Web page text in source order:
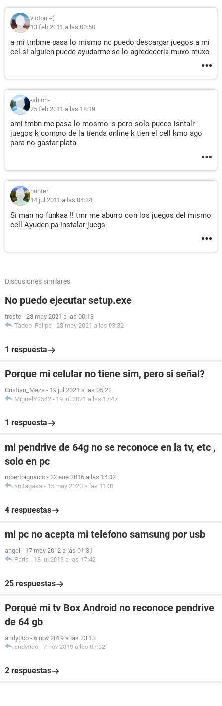
victori =(
13 feb 2011 a las 00:50
a mi tmbme pasa lo mismo no puedo descargar juegos a mi
cel si alguien puede ayudarme se lo agredeceria muxo muxo
-shion-
25 feb 2011 a las 18:19
ami tmbn me pasa lo mosmo :s pero solo puedo isntalr
juegos k compro de la tienda online k tien el cell kmo ago
para no gastar plata
hunter
14 jul 2011 a las 04:34
Si man no funkaa !! tmr me aburro con los juegos del mismo
cell Ayuden pa instalar juegs
Discusiones similares
No puedo ejecutar setup.exe
troste - 28 may 2021 a las 00:13
Tadeo_Felipe - 28 may 2021 a las 03:32
1 respuesta
Porque mi celular no tiene sim, pero si señal?
Cristian_Meza - 19 jul 2021 a las 05:23
MiguelY2542 - 19 jul 2021 a las 17:47
1 respuesta
mi pendrive de 64g no se reconoce en la tv, etc ,
solo en pc
robertoignacio - 22 ene 2016 a las 14:02
anitagasa - 15 may 2020 a las 11:31
4 respuestas
mi pc no acepta mi telefono samsung por usb
angel - 17 may 2012 a las 01:31
Paris - 18 jul 2013 a las 17:42
25 respuestas
Porqué mi tv Box Android no reconoce pendrive
de 64 gb
andytico - 6 nov 2019 a las 23:13
andytico - 7 nov 2019 a las 07:32
2 respuestas